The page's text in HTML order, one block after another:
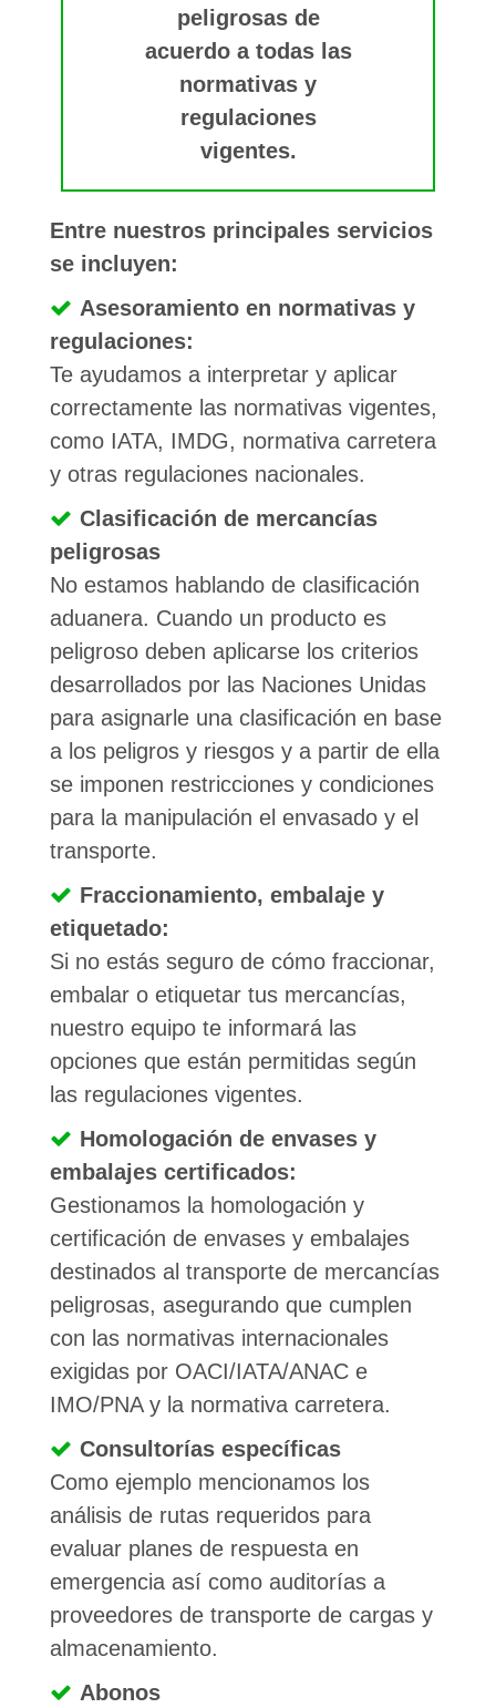
peligrosas de
acuerdo a todas las
normativas y
regulaciones
vigentes.
Entre nuestros principales servicios
se incluyen:
Asesoramiento en normativas y
regulaciones:
Te ayudamos a interpretar y aplicar
correctamente las normativas vigentes,
como IATA, IMDG, normativa carretera
y otras regulaciones nacionales.
Clasificación de mercancías
peligrosas
No estamos hablando de clasificación
aduanera. Cuando un producto es
peligroso deben aplicarse los criterios
desarrollados por las Naciones Unidas
para asignarle una clasificación en base
a los peligros y riesgos y a partir de ella
se imponen restricciones y condiciones
para la manipulación el envasado y el
transporte.
Fraccionamiento, embalaje y
etiquetado:
Si no estás seguro de cómo fraccionar,
embalar o etiquetar tus mercancías,
nuestro equipo te informará las
opciones que están permitidas según
las regulaciones vigentes.
Homologación de envases y
embalajes certificados:
Gestionamos la homologación y
certificación de envases y embalajes
destinados al transporte de mercancías
peligrosas, asegurando que cumplen
con las normativas internacionales
exigidas por OACI/IATA/ANAC e
IMO/PNA y la normativa carretera.
Consultorías específicas
Como ejemplo mencionamos los
análisis de rutas requeridos para
evaluar planes de respuesta en
emergencia así como auditorías a
proveedores de transporte de cargas y
almacenamiento.
Abonos